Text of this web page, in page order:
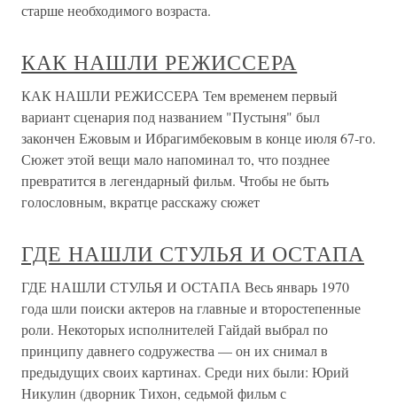
старше необходимого возраста.
КАК НАШЛИ РЕЖИССЕРА
КАК НАШЛИ РЕЖИССЕРА Тем временем первый
вариант сценария под названием "Пустыня" был
закончен Ежовым и Ибрагимбековым в конце июля 67-го.
Сюжет этой вещи мало напоминал то, что позднее
превратится в легендарный фильм. Чтобы не быть
голословным, вкратце расскажу сюжет
ГДЕ НАШЛИ СТУЛЬЯ И ОСТАПА
ГДЕ НАШЛИ СТУЛЬЯ И ОСТАПА Весь январь 1970
года шли поиски актеров на главные и второстепенные
роли. Некоторых исполнителей Гайдай выбрал по
принципу давнего содружества — он их снимал в
предыдущих своих картинах. Среди них были: Юрий
Никулин (дворник Тихон, седьмой фильм с